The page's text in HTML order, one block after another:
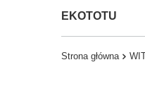
EKOTOTU
Strona główna